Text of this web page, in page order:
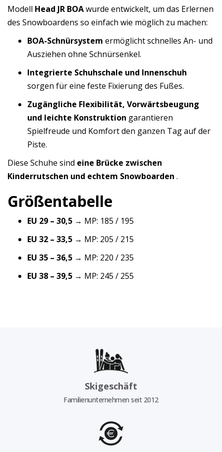
Modell Head JR BOAwurde entwickelt, um das Erlernen
des Snowboardens so einfach wie möglich zu machen:
BOA-Schnürsystem ermöglicht schnelles An- und
Ausziehen ohne Schnürsenkel.
Integrierte Schuhschale und Innenschuh
sorgen für eine feste Fixierung des Fußes.
Zugängliche Flexibilität, Vorwärtsbeugung
und leichte Konstruktion garantieren
Spielfreude und Komfort den ganzen Tag auf der
Piste.
Diese Schuhe sind eine Brücke zwischen
Kinderrutschen und echtem Snowboarden .
Größentabelle
EU 29 – 30,5 → MP: 185 / 195
EU 32 – 33,5 → MP: 205 / 215
EU 35 – 36,5 → MP: 220 / 235
EU 38 – 39,5 → MP: 245 / 255
Skigeschäft
Familienunternehmen seit 2012